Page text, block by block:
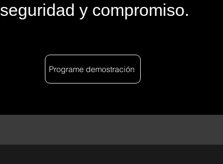
seguridad y compromiso.
Programe demostración